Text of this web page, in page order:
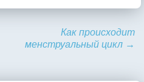
Как происходит
менструальный цикл →